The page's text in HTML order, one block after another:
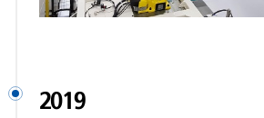
2019